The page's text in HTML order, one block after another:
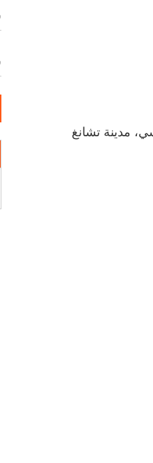
جينغهايكسي، مدينة تشانغ